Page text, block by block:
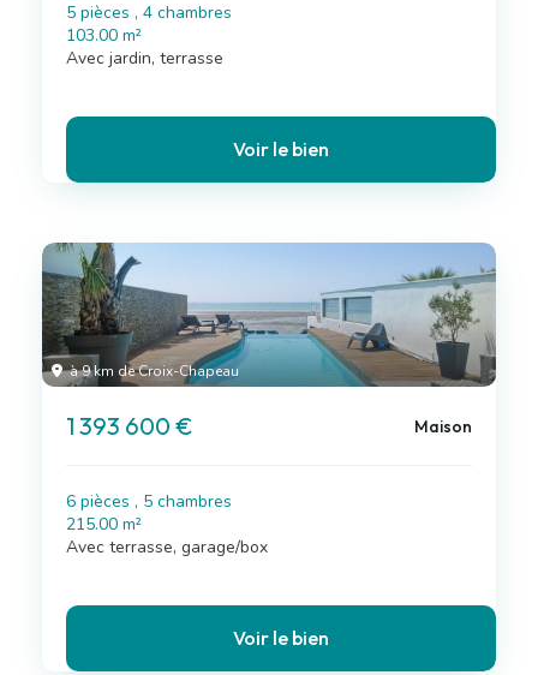
5 pièces , 4 chambres
103.00 m²
Avec jardin, terrasse
Voir le bien
à 9 km de Croix-Chapeau
1 393 600 € Maison
6 pièces , 5 chambres
215.00 m²
Avec terrasse, garage/box
Voir le bien